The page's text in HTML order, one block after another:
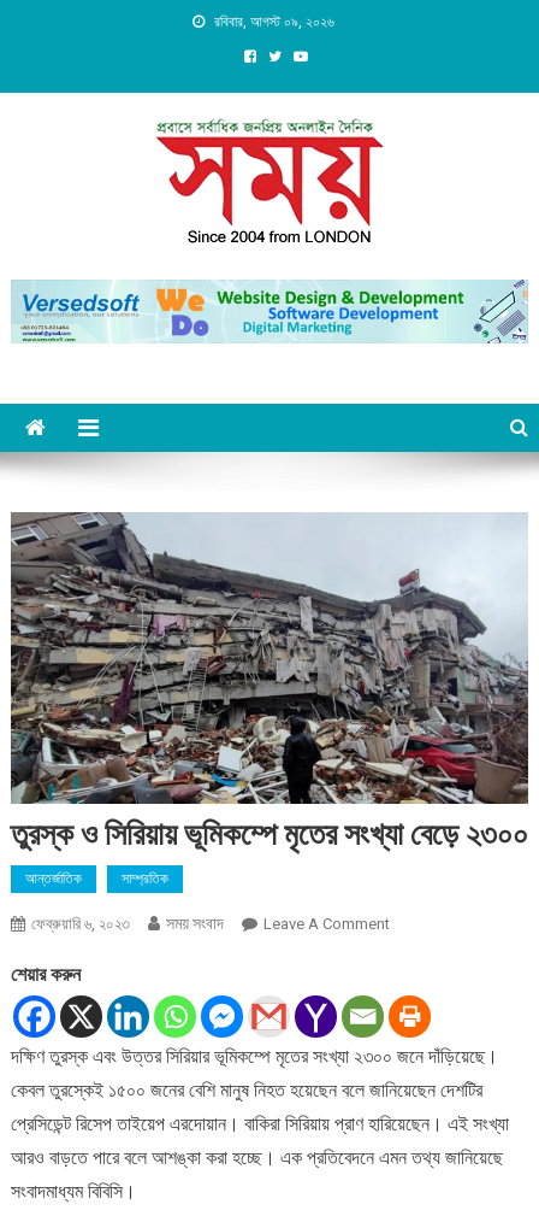
রবিবার, আগস্ট ০৯, ২০২৬
Daily Shomoy, Since 2004
from LONDON
তুরস্ক ও সিরিয়ায় ভূমিকম্পে মৃতের সংখ্যা বেড়ে ২৩০০
আন্তর্জাতিক সাম্প্রতিক
ফেব্রুয়ারি ৬, ২০২৩ সময় সংবাদ Leave A CommentOn
সিরিয়ায়
ভূমিকম্পে
মৃতের
সংখ্যা
বেড়ে
শেয়ার করুন
দক্ষিণ তুরস্ক এবং উত্তর সিরিয়ার ভূমিকম্পে মৃতের সংখ্যা ২৩০০ জনে দাঁড়িয়েছে।
কেবল তুরস্কেই ১৫০০ জনের বেশি মানুষ নিহত হয়েছেন বলে জানিয়েছেন দেশটির
প্রেসিডেন্ট রিসেপ তাইয়েপ এরদোয়ান। বাকিরা সিরিয়ায় প্রাণ হারিয়েছেন। এই সংখ্যা
আরও বাড়তে পারে বলে আশঙ্কা করা হচ্ছে। এক প্রতিবেদনে এমন তথ্য জানিয়েছে
সংবাদমাধ্যম বিবিসি।